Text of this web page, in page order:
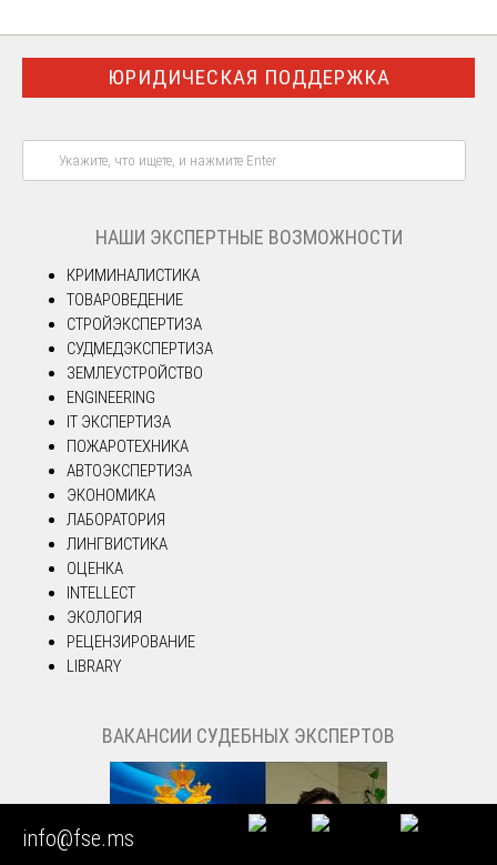
ЮРИДИЧЕСКАЯ ПОДДЕРЖКА
НАШИ ЭКСПЕРТНЫЕ ВОЗМОЖНОСТИ
КРИМИНАЛИСТИКА
ТОВАРОВЕДЕНИЕ
СТРОЙЭКСПЕРТИЗА
СУДМЕДЭКСПЕРТИЗА
ЗЕМЛЕУСТРОЙСТВО
ENGINEERING
IT ЭКСПЕРТИЗА
ПОЖАРОТЕХНИКА
АВТОЭКСПЕРТИЗА
ЭКОНОМИКА
ЛАБОРАТОРИЯ
ЛИНГВИСТИКА
ОЦЕНКА
INTELLECT
ЭКОЛОГИЯ
РЕЦЕНЗИРОВАНИЕ
LIBRARY
ВАКАНСИИ СУДЕБНЫХ ЭКСПЕРТОВ
info@fse.ms